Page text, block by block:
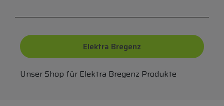
Elektra Bregenz
Unser Shop für Elektra Bregenz Produkte